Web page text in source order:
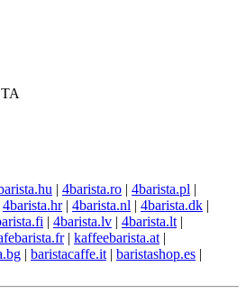
| 4barista.ro | 4barista.pl |
4barista.hr| 4barista.nl | 4barista.dk |
| 4barista.lv | 4barista.lt |
| kaffeebarista.at |
| baristacaffe.it | baristashop.es |